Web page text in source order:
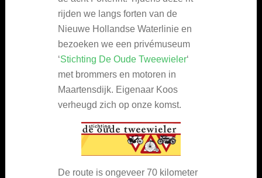
rijden we langs forten van de
Nieuwe Hollandse Waterlinie en
bezoeken we een privémuseum
‘Stichting De Oude Tweewieler‘
met brommers en motoren in
Maartensdijk. Eigenaar Koos
verheugd zich op onze komst.
De route is ongeveer 70 kilometer